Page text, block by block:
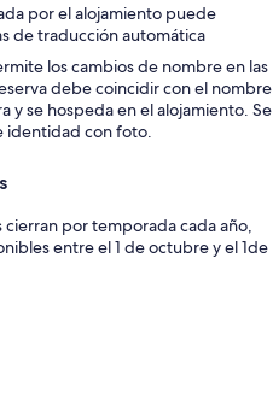
por el alojamiento puede
de traducción automática
los cambios de nombre en las
debe coincidir con el nombre
y se hospeda en el alojamiento. Se
con foto.
cierran por temporada cada año,
entre el 1 de octubre y el 1de